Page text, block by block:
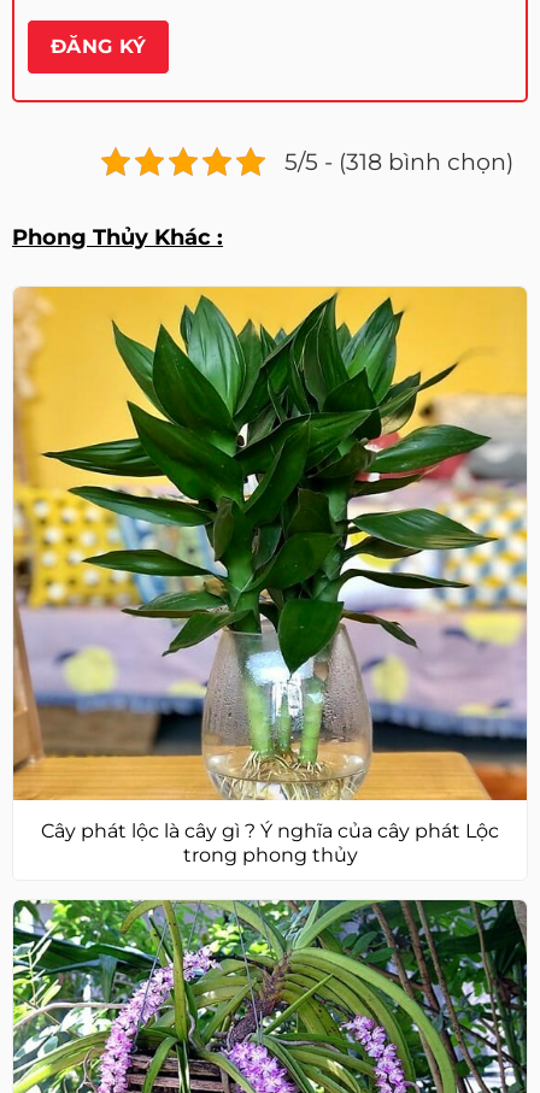
5/5 - (318 bình chọn)
Phong Thủy Khác :
Cây phát lộc là cây gì ? Ý nghĩa của cây phát Lộc
trong phong thủy